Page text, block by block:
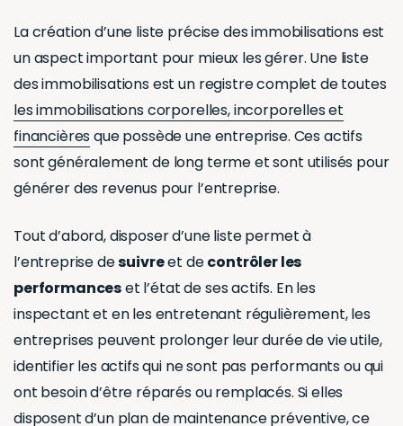
La création d’une liste précise des immobilisations est
un aspect important pour mieux les gérer. Une liste
des immobilisations est un registre complet de toutes
les immobilisations corporelles, incorporelles et
financièresque possède une entreprise. Ces actifs
sont généralement de long terme et sont utilisés pour
générer des revenus pour l’entreprise.
Tout d’abord, disposer d’une liste permet à
l’entreprise desuivreet decontrôler les
performanceset l’état de ses actifs. En les
inspectant et en les entretenant régulièrement, les
entreprises peuvent prolonger leur durée de vie utile,
identifier les actifs qui ne sont pas performants ou qui
ont besoin d’être réparés ou remplacés. Si elles
disposent d’un plan de maintenance préventive, ce